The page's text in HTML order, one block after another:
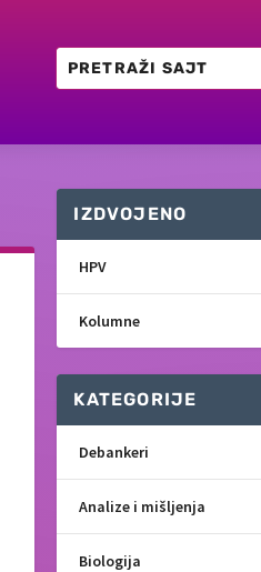
IZDVOJENO
HPV
Kolumne
KATEGORIJE
Debankeri
Analize i mišljenja
Biologija